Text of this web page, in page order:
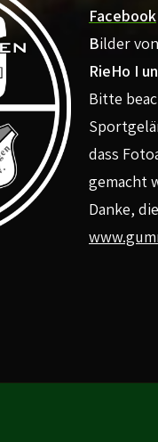
Facebook
Bilder
RieHo I
Bitte
dass
gemacht
Danke,